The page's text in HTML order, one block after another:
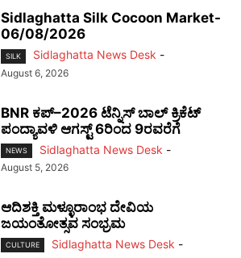
Sidlaghatta Silk Cocoon Market-
06/08/2026
SILK Sidlaghatta News Desk -
August 6, 2026
BNR ಕಪ್–2026 ಟೆನ್ನಿಸ್ ಬಾಲ್ ಕ್ರಿಕೆಟ್
ಪಂದ್ಯಾವಳಿ ಆಗಸ್ಟ್ 6ರಿಂದ 9ರವರೆಗೆ
NEWS Sidlaghatta News Desk -
August 5, 2026
ಆದಿಶಕ್ತಿ ಮಳ್ಳೂರಾಂಭ ದೇವಿಯ
ಜಯಂತೋತ್ಸವ ಸಂಭ್ರಮ
CULTURE Sidlaghatta News Desk -